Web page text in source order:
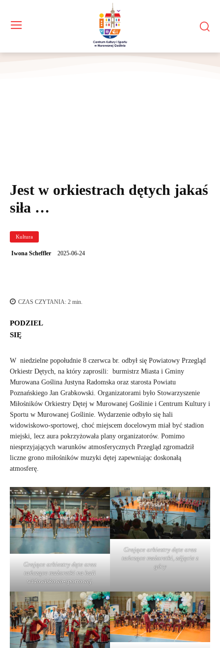
Jest w orkiestrach dętych jakaś
siła …
Kultura
Iwona Scheffler 2025-06-24
CZAS CZYTANIA: 2 min.
PODZIEL
SIĘ
W niedzielne popołudnie 8 czerwca br. odbył się Powiatowy Przegląd
Orkiestr Dętych, na który zaprosili: burmistrz Miasta i Gminy
Murowana Goślina Justyna Radomska oraz starosta Powiatu
Poznańskiego Jan Grabkowski. Organizatorami było Stowarzyszenie
Miłośników Orkiestry Dętej w Murowanej Goślinie i Centrum Kultury i
Sportu w Murowanej Goślinie. Wydarzenie odbyło się hali
widowiskowo-sportowej, choć miejscem docelowym miał być stadion
miejski, lecz aura pokrzyżowała plany organizatorów. Pomimo
niesprzyjających warunków atmosferycznych Przegląd zgromadził
liczne grono miłośników muzyki dętej zapewniając doskonałą
atmosferę.
Grające orkiestry dęte oraz
tańczące mażoretki na hali
widowiskowo-sportowej.
Grające orkiestry dęte oraz
tańczące mażoretki, zdjęcie z
góry